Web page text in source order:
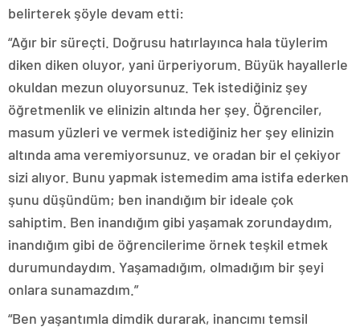
belirterek şöyle devam etti:
“Ağır bir süreçti. Doğrusu hatırlayınca hala tüylerim
diken diken oluyor, yani ürperiyorum. Büyük hayallerle
okuldan mezun oluyorsunuz. Tek istediğiniz şey
öğretmenlik ve elinizin altında her şey. Öğrenciler,
masum yüzleri ve vermek istediğiniz her şey elinizin
altında ama veremiyorsunuz. ve oradan bir el çekiyor
sizi alıyor. Bunu yapmak istemedim ama istifa ederken
şunu düşündüm; ben inandığım bir ideale çok
sahiptim. Ben inandığım gibi yaşamak zorundaydım,
inandığım gibi de öğrencilerime örnek teşkil etmek
durumundaydım. Yaşamadığım, olmadığım bir şeyi
onlara sunamazdım.”
“Ben yaşantımla dimdik durarak, inancımı temsil